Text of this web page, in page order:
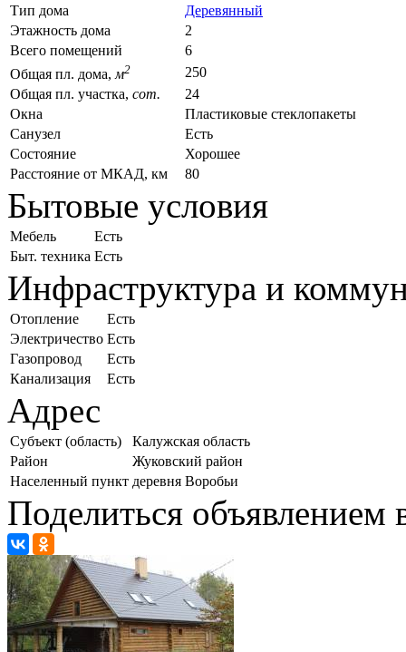
Тип дома
Деревянный
Этажность дома
2
Всего помещений
6
Общая пл. дома, м2
250
Общая пл. участка, сот.
24
Окна
Пластиковые стеклопакеты
Санузел
Есть
Состояние
Хорошее
Расстояние от МКАД, км
80
Бытовые условия
Мебель
Есть
Быт. техника Есть
Инфраструктура и
Отопление
Есть
Электричество Есть
Газопровод
Есть
Канализация
Есть
Адрес
Субъект (область)
Калужская область
Район
Жуковский район
Населенный пункт деревня Воробьи
Поделиться объявлением